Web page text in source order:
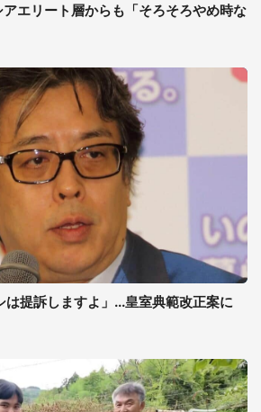
エリート層からも「そろそろやめ時な
提訴しますよ」...皇室典範改正案に